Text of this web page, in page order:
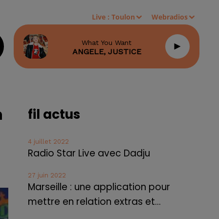
Live :Toulon Webradios
What You Want
ANGELE, JUSTICE
fil actus
4 juillet 2022
Radio Star Live avec Dadju
27 juin 2022
Marseille : une application pour
mettre en relation extras et...